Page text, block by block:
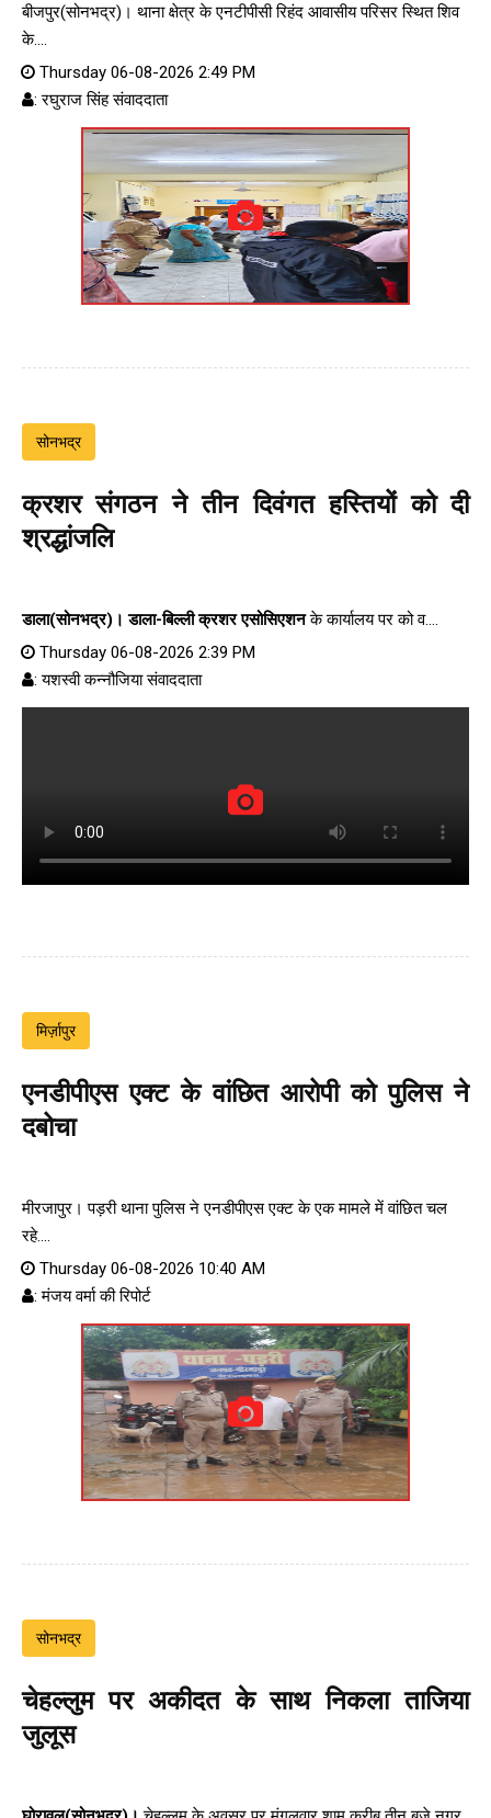
बीजपुर(सोनभद्र)। थाना क्षेत्र के एनटीपीसी रिहंद आवासीय परिसर स्थित शिव
के....
Thursday 06-08-2026 2:49 PM
: रघुराज सिंह संवाददाता
सोनभद्र
क्रशर संगठन ने तीन दिवंगत हस्तियों को दी
श्रद्धांजलि
डाला(सोनभद्र)। डाला-बिल्ली क्रशर एसोसिएशनके कार्यालय पर को व....
Thursday 06-08-2026 2:39 PM
: यशस्वी कन्नौजिया संवाददाता
मिर्ज़ापुर
एनडीपीएस एक्ट के वांछित आरोपी को पुलिस ने
दबोचा
मीरजापुर। पड़री थाना पुलिस ने एनडीपीएस एक्ट के एक मामले में वांछित चल
रहे....
Thursday 06-08-2026 10:40 AM
: मंजय वर्मा की रिपोर्ट
सोनभद्र
चेहल्लुम पर अकीदत के साथ निकला ताजिया
जुलूस